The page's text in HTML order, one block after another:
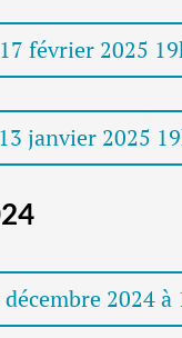
février 2025
janvier 2025
2024 à